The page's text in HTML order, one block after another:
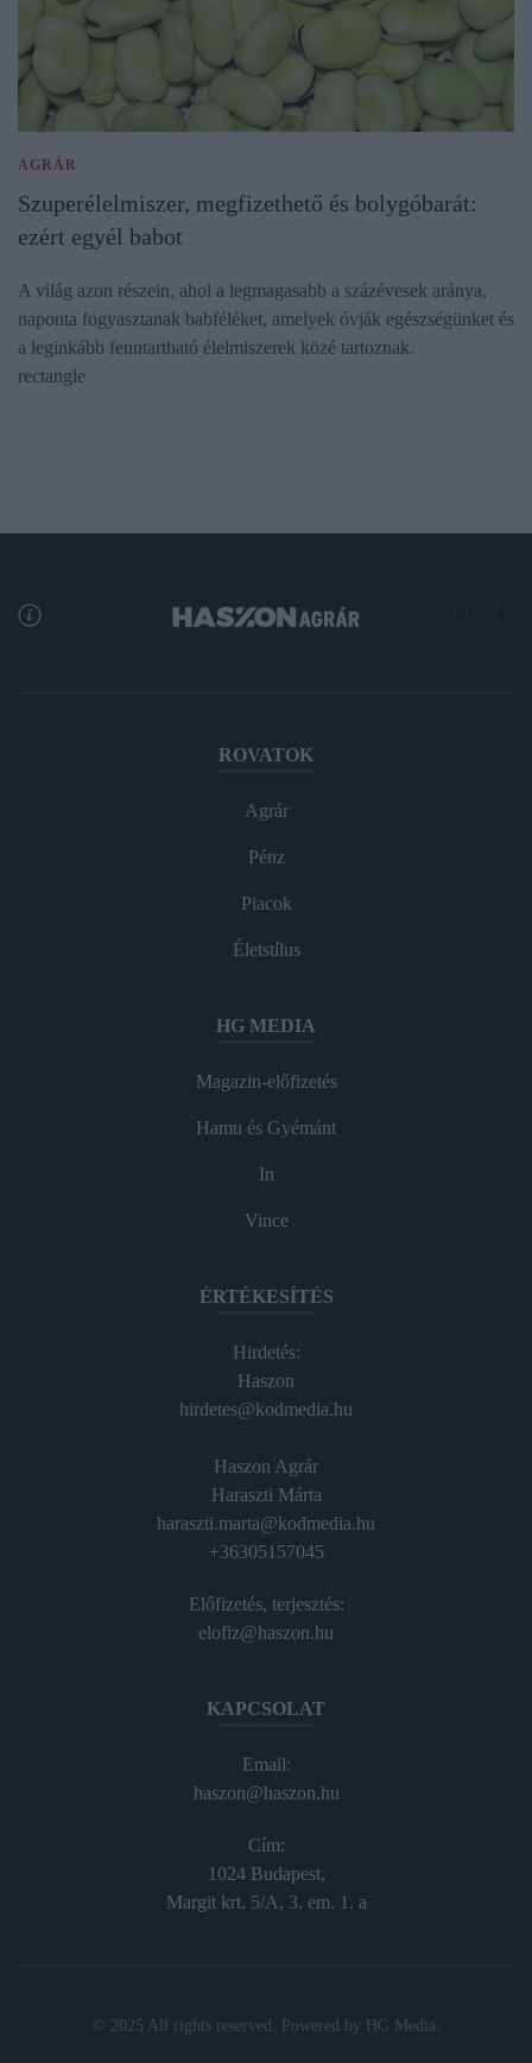
AGRÁR
Szuperélelmiszer, megfizethető és bolygóbarát:
ezért egyél babot
A világ azon részein, ahol a legmagasabb a százévesek aránya,
naponta fogyasztanak babféléket, amelyek óvják egészségünket és
a leginkább fenntartható élelmiszerek közé tartoznak.
rectangle
ROVATOK
Agrár
Pénz
Piacok
Életstílus
HG MEDIA
Magazin-előfizetés
Hamu és Gyémánt
In
Vince
ÉRTÉKESÍTÉS
Hirdetés:
Haszon
hirdetes@kodmedia.hu
Haszon Agrár
Haraszti Márta
haraszti.marta@kodmedia.hu
+36305157045
Előfizetés, terjesztés:
elofiz@haszon.hu
KAPCSOLAT
Email:
haszon@haszon.hu
Cím:
1024 Budapest,
Margit krt. 5/A, 3. em. 1. a
© 2025 All rights reserved. Powered by HG Media